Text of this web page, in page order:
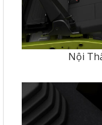
Nội